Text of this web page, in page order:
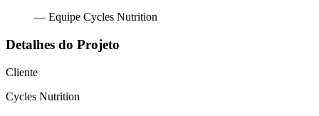
— Equipe Cycles Nutrition
Detalhes do Projeto
Cliente
Cycles Nutrition